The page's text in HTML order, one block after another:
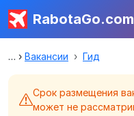
RabotaGo.com
Вакансии Гид
Срок размещения
может не